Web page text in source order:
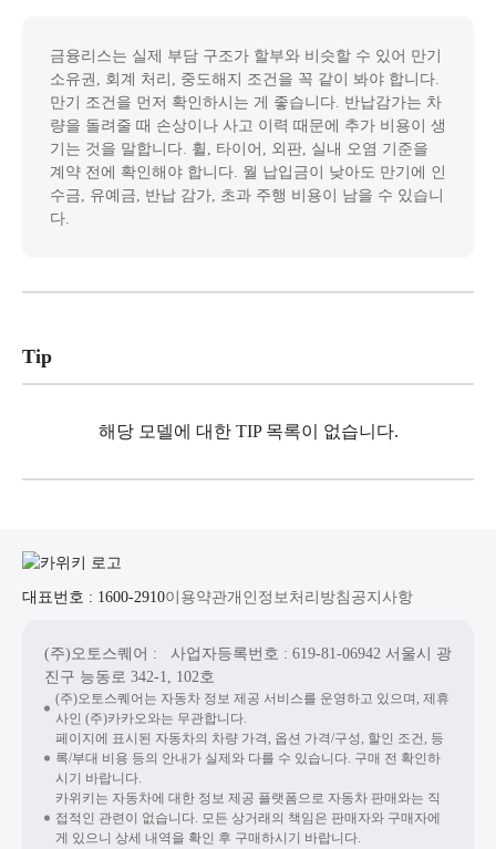
금융리스는 실제 부담 구조가 할부와 비슷할 수 있어 만기
소유권, 회계 처리, 중도해지 조건을 꼭 같이 봐야 합니다.
만기 조건을 먼저 확인하시는 게 좋습니다. 반납감가는 차
량을 돌려줄 때 손상이나 사고 이력 때문에 추가 비용이 생
기는 것을 말합니다. 휠, 타이어, 외판, 실내 오염 기준을
계약 전에 확인해야 합니다. 월 납입금이 낮아도 만기에 인
수금, 유예금, 반납 감가, 초과 주행 비용이 남을 수 있습니
다.
Tip
해당 모델에 대한 TIP 목록이 없습니다.
대표번호 : 1600-2910이용약관개인정보처리방침 공지사항
(주)오토스퀘어 : 사업자등록번호 : 619-81-06942 서울시 광
진구 능동로 342-1, 102호
(주)오토스퀘어는 자동차 정보 제공 서비스를 운영하고 있으며, 제휴
사인 (주)카카오와는 무관합니다.
페이지에 표시된 자동차의 차량 가격, 옵션 가격/구성, 할인 조건, 등
록/부대 비용 등의 안내가 실제와 다를 수 있습니다. 구매 전 확인하
시기 바랍니다.
카위키는 자동차에 대한 정보 제공 플랫폼으로 자동차 판매와는 직
접적인 관련이 없습니다. 모든 상거래의 책임은 판매자와 구매자에
게 있으니 상세 내역을 확인 후 구매하시기 바랍니다.